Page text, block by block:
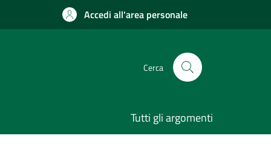
Accedi all'area personale
Cerca
Tutti gli argomenti